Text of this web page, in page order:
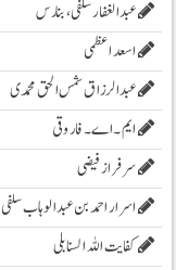
عبدالغفار سلفی، بنارس
اسعد اعظمی
عبدالرزاق شمس الحق محمدی
ایم۔ اے۔ فاروقی
سرفراز فیضی
اسرار احمد بن عبدالوہاب سلفی
کفایت اللہ السنابلی